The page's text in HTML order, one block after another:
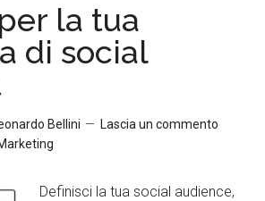
la tua
di social
Bellini
Lascia un commento
Definisci la tua social audience,